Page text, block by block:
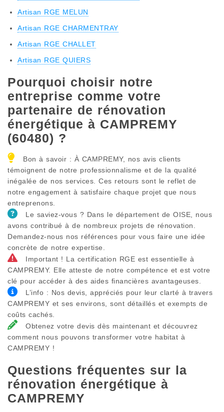
Artisan RGE MELUN
Artisan RGE CHARMENTRAY
Artisan RGE CHALLET
Artisan RGE QUIERS
Pourquoi choisir notre
entreprise comme votre
partenaire de rénovation
énergétique à CAMPREMY
(60480) ?
Bon à savoir : À CAMPREMY, nos avis clients
témoignent de notre professionnalisme et de la qualité
inégalée de nos services. Ces retours sont le reflet de
notre engagement à satisfaire chaque projet que nous
entreprenons.
Le saviez-vous ? Dans le département de OISE, nous
avons contribué à de nombreux projets de rénovation.
Demandez-nous nos références pour vous faire une idée
concrète de notre expertise.
Important ! La certification RGE est essentielle à
CAMPREMY. Elle atteste de notre compétence et est votre
clé pour accéder à des aides financières avantageuses.
L’info : Nos devis, appréciés pour leur clarté à travers
CAMPREMY et ses environs, sont détaillés et exempts de
coûts cachés.
Obtenez votre devis dès maintenant et découvrez
comment nous pouvons transformer votre habitat à
CAMPREMY !
Questions fréquentes sur la
rénovation énergétique à
CAMPREMY